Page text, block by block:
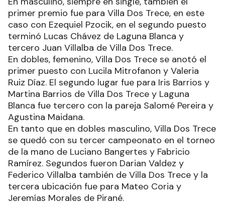
primer premio fue para Villa Dos Trece, en este
caso con Ezequiel Pzocik, en el segundo puesto
terminó Lucas Chávez de Laguna Blanca y
tercero Juan Villalba de Villa Dos Trece.
En dobles, femenino, Villa Dos Trece se anotó el
primer puesto con Lucila Mitrofanon y Valeria
Ruiz Díaz. El segundo lugar fue para Iris Barrios y
Martina Barrios de Villa Dos Trece y Laguna
Blanca fue tercero con la pareja Salomé Pereira y
Agustina Maidana.
En tanto que en dobles masculino, Villa Dos Trece
se quedó con su tercer campeonato en el torneo
de la mano de Luciano Bangertes y Fabricio
Ramírez. Segundos fueron Darian Valdez y
Federico Villalba también de Villa Dos Trece y la
tercera ubicación fue para Mateo Coria y
Jeremías Morales de Pirané.